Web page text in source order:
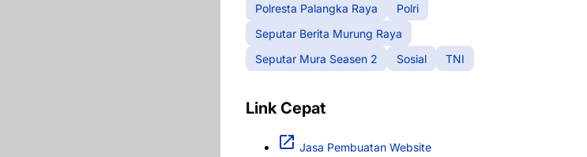
Polresta Palangka Raya
Polri
Seputar Berita Murung Raya
Seputar Mura Seasen 2
Sosial TNI
Link Cepat
Jasa Pembuatan Website